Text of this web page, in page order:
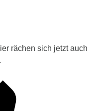
rächen sich jetzt auch